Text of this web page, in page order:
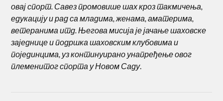
овај спорт. Савез промовише шах кроз такмичења,
едукацију и рад са младима, женама, аматерима,
ветеранима итд. Његова мисија је јачање шаховске
заједнице и подршка шаховским клубовима и
појединцима, уз континуирано унапређење овог
племенитог спорта у Новом Саду.